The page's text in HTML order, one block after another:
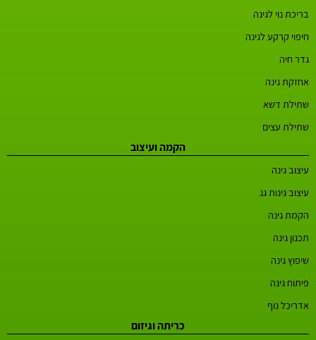
בריכת נוי לגינה
חיפוי קרקע לגינה
גדר חיה
אחזקת גינה
שתילת דשא
שתילת עצים
הקמה ועיצוב
עיצוב גינה
עיצוב גינות גג
הקמת גינה
תכנון גינה
שיפוץ גינה
פיתוח גינה
אדריכל נוף
כריתה וגיזום